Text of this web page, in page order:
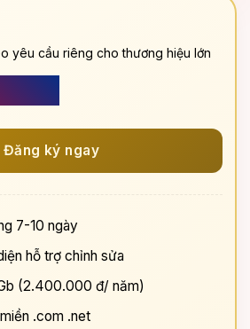
yêu cầu riêng cho thương hiệu lớn
Đăng ký ngay
7-10 ngày
hỗ trợ chỉnh sửa
(2.400.000 đ/ năm)
.com .net